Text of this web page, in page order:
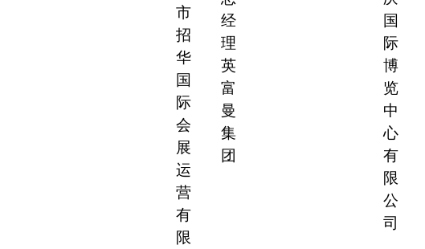
市
招
华
国
际
会
展
运
营
有
限
经
理
英
富
曼
集
团
国
际
博
览
中
心
有
限
公
司